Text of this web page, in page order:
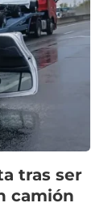
tras ser
camión